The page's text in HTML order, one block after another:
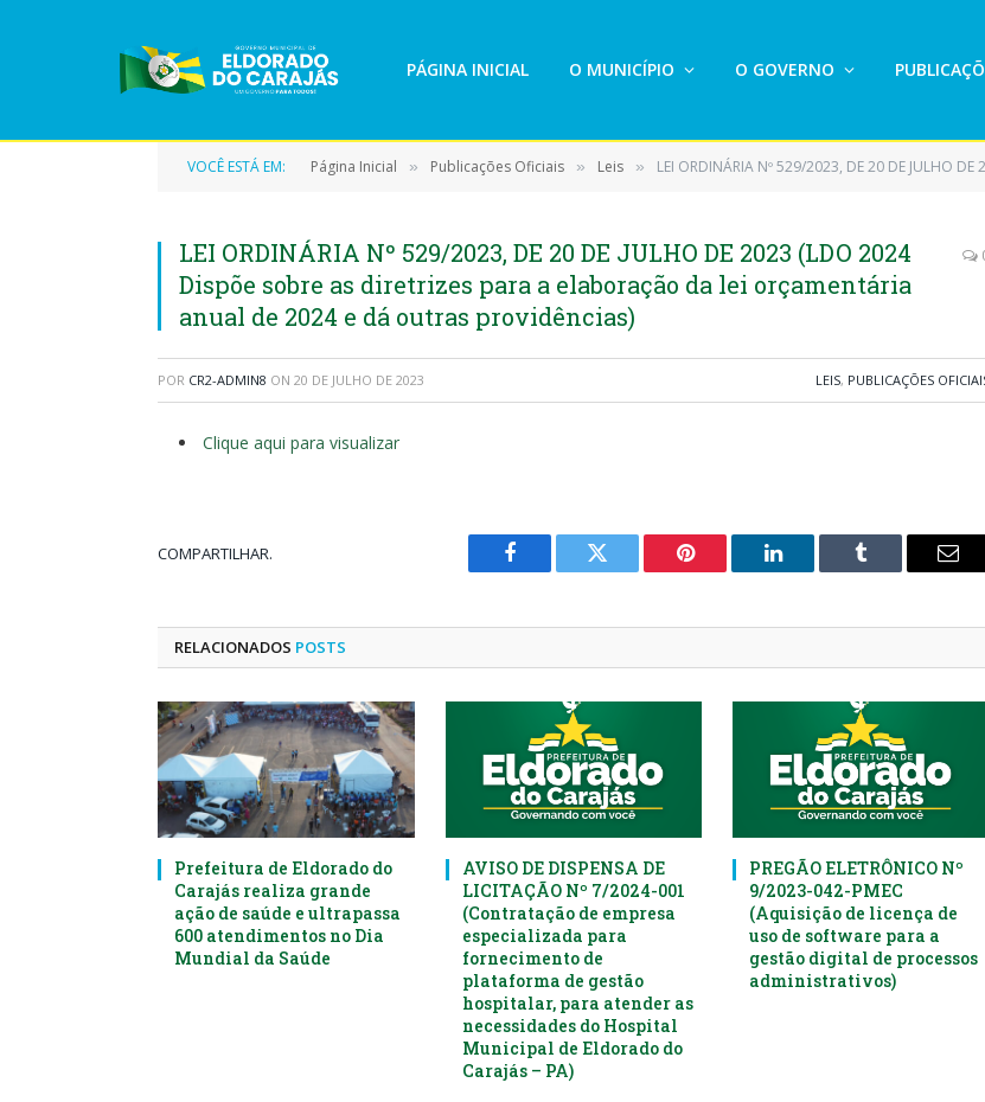
PÁGINA INICIAL O MUNICÍPIO O GOVERNO
VOCÊ ESTÁ EM: Página Inicial » Publicações Oficiais » Leis » LEI ORDINÁRIA Nº 529/2023, DE 20 DE JULHO DE 2023 (LDO 2024
LEI ORDINÁRIA Nº 529/2023, DE 20 DE JULHO DE 2023 (LDO 2024
Dispõe sobre as diretrizes para a elaboração da lei orçamentária
anual de 2024 e dá outras providências)
POR CR2-ADMIN8 ON 20 DE JULHO DE 2023 LEIS, PUBLICAÇÕES
Clique aqui para visualizar
COMPARTILHAR.
Facebook Twitter Pinterest LinkedIn Tumblr
E-
RELACIONADOS POSTS
Prefeitura de Eldorado do
Carajás realiza grande
ação de saúde e ultrapassa
600 atendimentos no Dia
Mundial da Saúde
AVISO DE DISPENSA DE
LICITAÇÃO Nº 7/2024-001
(Contratação de empresa
especializada para
fornecimento de
plataforma de gestão
hospitalar, para atender as
necessidades do Hospital
Municipal de Eldorado do
Carajás – PA)
PREGÃO ELETRÔNICO Nº
9/2023-042-PMEC
(Aquisição de licença de
uso de software para a
gestão digital de processos
administrativos)